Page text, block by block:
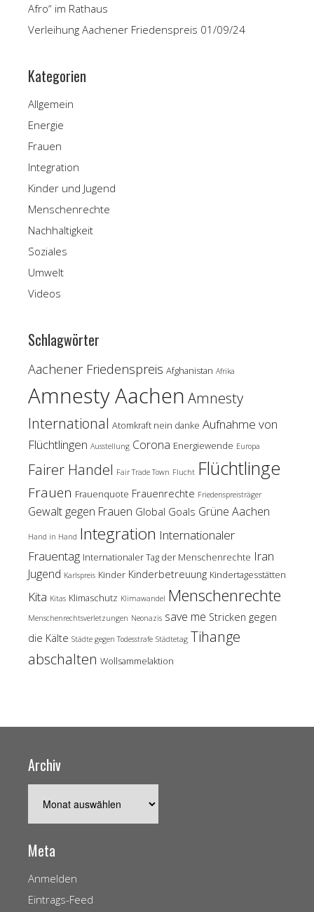
Afro“ im Rathaus
Verleihung Aachener Friedenspreis 01/09/24
Kategorien
Allgemein
Energie
Frauen
Integration
Kinder und Jugend
Menschenrechte
Nachhaltigkeit
Soziales
Umwelt
Videos
Schlagwörter
Aachener Friedenspreis Afghanistan Afrika
Amnesty Aachen Amnesty
International Atomkraft nein danke Aufnahme von
Flüchtlingen Ausstellung Corona Energiewende Europa
Fairer Handel Fair Trade Town Flucht Flüchtlinge
Frauen Frauenquote Frauenrechte Friedenspreisträger
Gewalt gegen Frauen Global Goals Grüne Aachen
Hand in Hand Integration Internationaler
Frauentag Internationaler Tag der Menschenrechte Iran
Jugend Karlspreis Kinder Kinderbetreuung Kindertagesstätten
Kita Kitas Klimaschutz Klimawandel Menschenrechte
Menschenrechtsverletzungen Neonazis save me Stricken gegen
die Kälte Städte gegen Todesstrafe Städtetag Tihange
abschalten Wollsammelaktion
Archiv
Meta
Anmelden
Eintrags-Feed